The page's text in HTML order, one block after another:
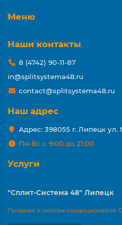
Меню
Наши контакты
8 (4742) 90-11-87
in@splitsystema48.ru
contact@splitsystema48.ru
Наш адрес
Адрес: 398055 г. Липецк ул.
Пн-Вс с 9:00 до 21:00
Услуги
"Сплит-Система 48" Липецк
Продажа и монтаж кондиционеров.